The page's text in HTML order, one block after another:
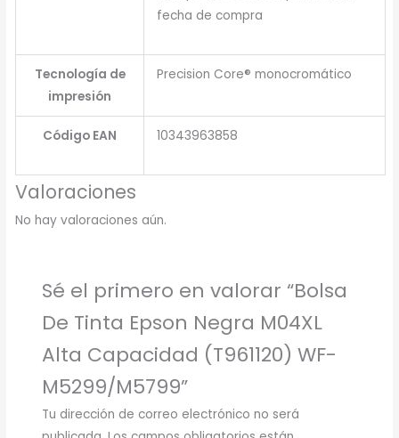
fecha de compra
Tecnología de
impresión
Precision Core® monocromático
Código EAN 10343963858
Valoraciones
No hay valoraciones aún.
Sé el primero en valorar “Bolsa
De Tinta Epson Negra M04XL
Alta Capacidad (T961120) WF-
M5299/M5799”
Tu dirección de correo electrónico no será